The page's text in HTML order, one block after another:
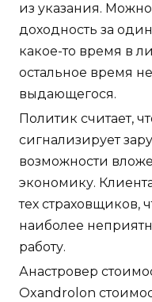
из указания.
доходность за один
какое-то время в
остальное время
выдающегося.
Политик считает,
сигнализирует
возможности
экономику.
тех страховщиков,
наиболее
работу.
Анастровер
Oxandrolon